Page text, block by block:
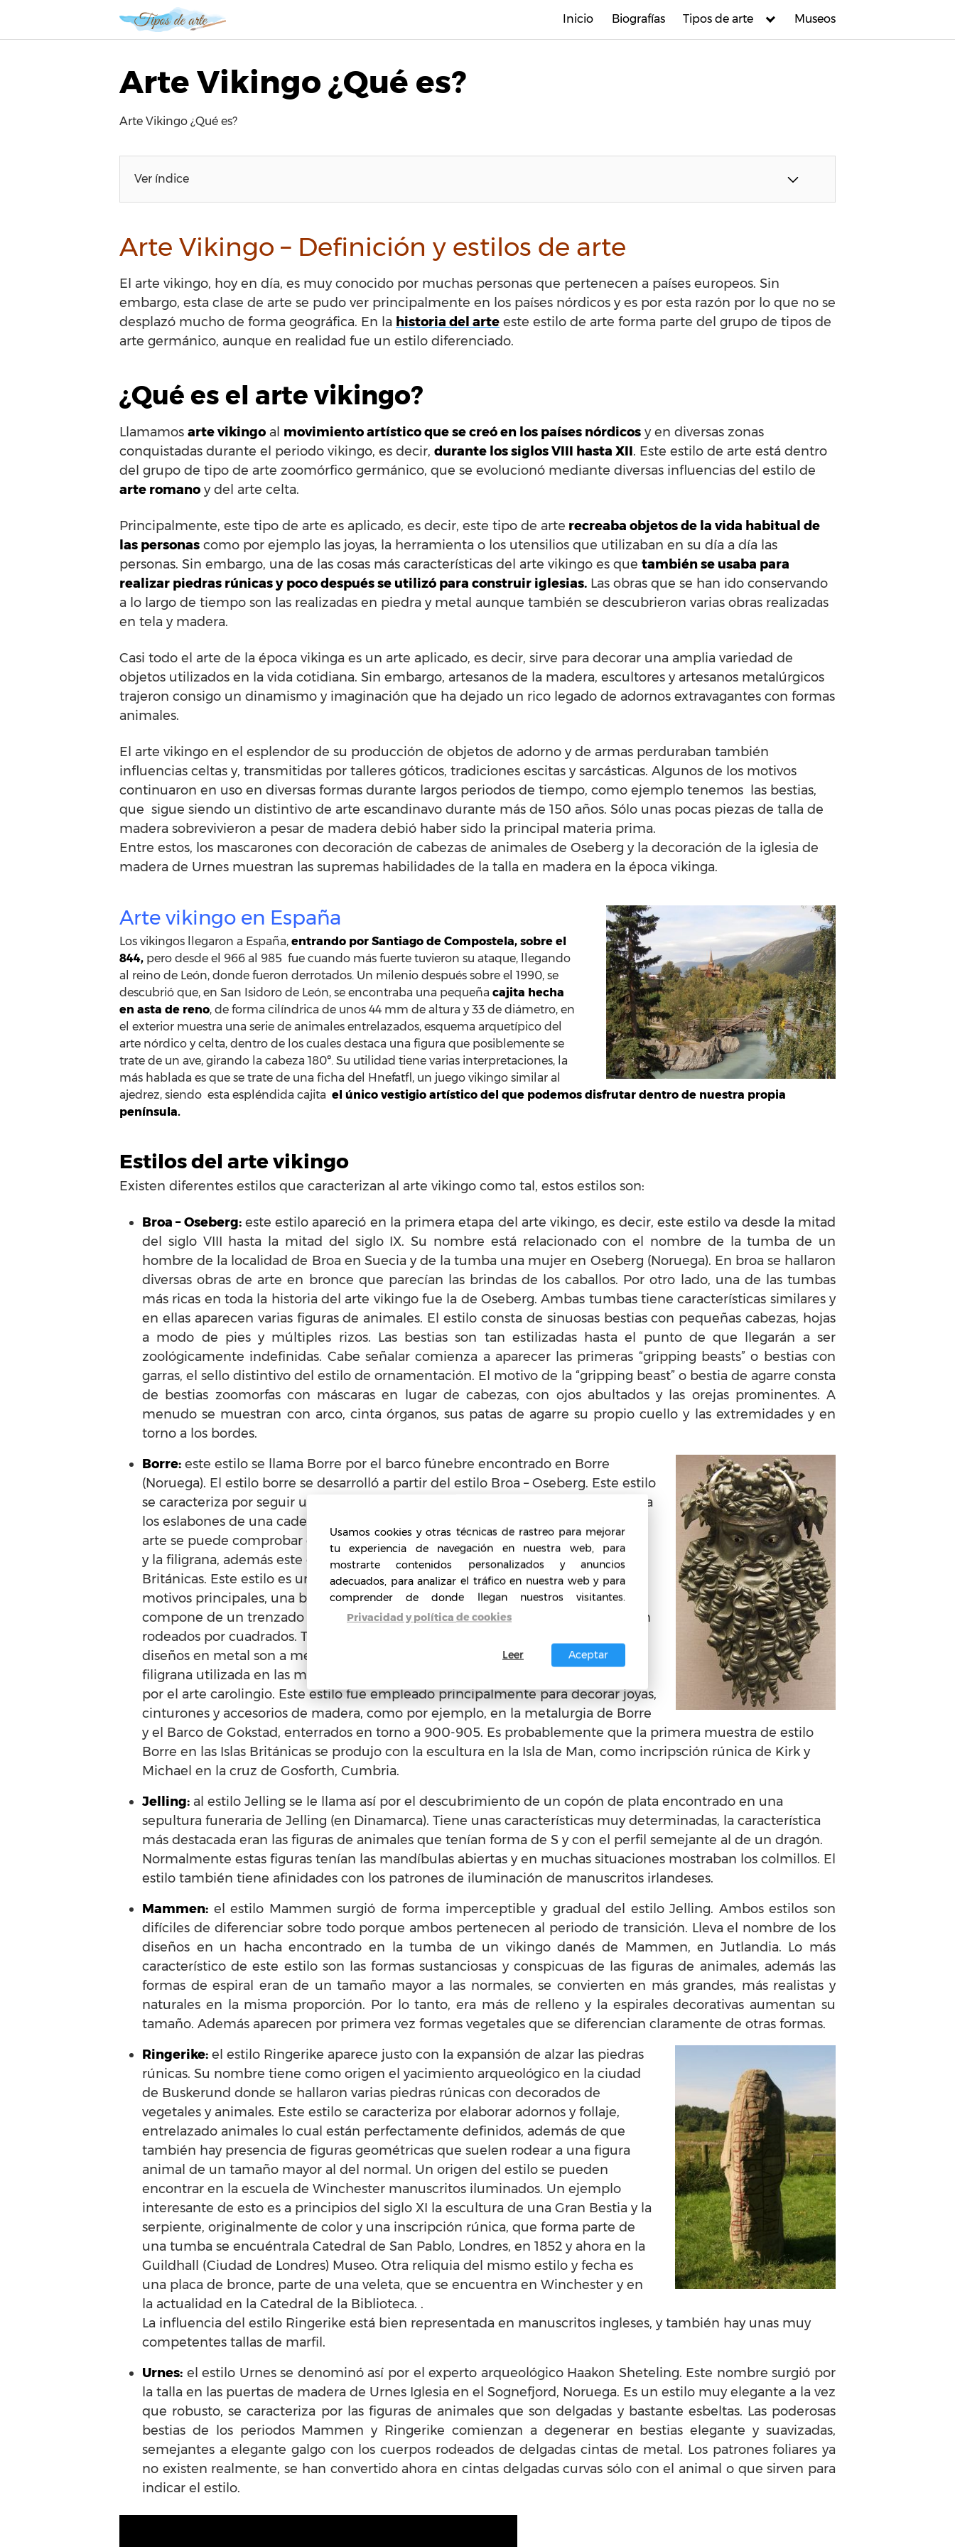
l
Inicio Biografías Tipos de arte Museos
Arte Vikingo ¿Qué es?
Arte Vikingo ¿Qué es?
Ver índice
Arte Vikingo – Definición y estilos de arte
El arte vikingo, hoy en día, es muy conocido por muchas personas que pertenecen a países europeos. Sin
embargo, esta clase de arte se pudo ver principalmente en los países nórdicos y es por esta razón por lo que no se
desplazó mucho de forma geográfica. En la historia del arte este estilo de arte forma parte del grupo de tipos de
arte germánico, aunque en realidad fue un estilo diferenciado.
¿Qué es el arte vikingo?
Llamamos arte vikingo al movimiento artístico que se creó en los países nórdicos y en diversas zonas
conquistadas durante el periodo vikingo, es decir, durante los siglos VIII hasta XII. Este estilo de arte está dentro
del grupo de tipo de arte zoomórfico germánico, que se evolucionó mediante diversas influencias del estilo de
arte romano y del arte celta.
Principalmente, este tipo de arte es aplicado, es decir, este tipo de arte recreaba objetos de la vida habitual de
las personas como por ejemplo las joyas, la herramienta o los utensilios que utilizaban en su día a día las
personas. Sin embargo, una de las cosas más características del arte vikingo es que también se usaba para
realizar piedras rúnicas y poco después se utilizó para construir iglesias. Las obras que se han ido conservando
a lo largo de tiempo son las realizadas en piedra y metal aunque también se descubrieron varias obras realizadas
en tela y madera.
Casi todo el arte de la época vikinga es un arte aplicado, es decir, sirve para decorar una amplia variedad de
objetos utilizados en la vida cotidiana. Sin embargo, artesanos de la madera, escultores y artesanos metalúrgicos
trajeron consigo un dinamismo y imaginación que ha dejado un rico legado de adornos extravagantes con formas
animales.
El arte vikingo en el esplendor de su producción de objetos de adorno y de armas perduraban también
influencias celtas y, transmitidas por talleres góticos, tradiciones escitas y sarcásticas. Algunos de los motivos
continuaron en uso en diversas formas durante largos periodos de tiempo, como ejemplo tenemos las bestias,
que sigue siendo un distintivo de arte escandinavo durante más de 150 años. Sólo unas pocas piezas de talla de
madera sobrevivieron a pesar de madera debió haber sido la principal materia prima.
Entre estos, los mascarones con decoración de cabezas de animales de Oseberg y la decoración de la iglesia de
madera de Urnes muestran las supremas habilidades de la talla en madera en la época vikinga.
Arte vikingo en España
Los vikingos llegaron a España, entrando por Santiago de Compostela, sobre el
844, pero desde el 966 al 985 fue cuando más fuerte tuvieron su ataque, llegando
al reino de León, donde fueron derrotados. Un milenio después sobre el 1990, se
descubrió que, en San Isidoro de León, se encontraba una pequeña cajita hecha
en asta de reno, de forma cilíndrica de unos 44 mm de altura y 33 de diámetro, en
el exterior muestra una serie de animales entrelazados, esquema arquetípico del
arte nórdico y celta, dentro de los cuales destaca una figura que posiblemente se
trate de un ave, girando la cabeza 180º. Su utilidad tiene varias interpretaciones, la
más hablada es que se trate de una ficha del Hnefatfl, un juego vikingo similar al
ajedrez, siendo esta espléndida cajita el único vestigio artístico del que podemos disfrutar dentro de nuestra propia
península.
Estilos del arte vikingo
Existen diferentes estilos que caracterizan al arte vikingo como tal, estos estilos son:
Broa – Oseberg:este estilo apareció en la primera etapa del arte vikingo, es decir, este estilo va desde la mitad
del siglo VIII hasta la mitad del siglo IX. Su nombre está relacionado con el nombre de la tumba de un
hombre de la localidad de Broa en Suecia y de la tumba una mujer en Oseberg (Noruega). En broa se hallaron
diversas obras de arte en bronce que parecían las brindas de los caballos. Por otro lado, una de las tumbas
más ricas en toda la historia del arte vikingo fue la de Oseberg. Ambas tumbas tiene características similares y
en ellas aparecen varias figuras de animales. El estilo consta de sinuosas bestias con pequeñas cabezas, hojas
a modo de pies y múltiples rizos. Las bestias son tan estilizadas hasta el punto de que llegarán a ser
zoológicamente indefinidas. Cabe señalar comienza a aparecer las primeras “gripping beasts” o bestias con
garras, el sello distintivo del estilo de ornamentación. El motivo de la “gripping beast” o bestia de agarre consta
de bestias zoomorfas con máscaras en lugar de cabezas, con ojos abultados y las orejas prominentes. A
menudo se muestran con arco, cinta órganos, sus patas de agarre su propio cuello y las extremidades y en
torno a los bordes.
Borre: este estilo se llama Borre por el barco fúnebre encontrado en Borre
(Noruega). El estilo borre se desarrolló a partir del estilo Broa – Oseberg. Este estilo
se caracteriza por seguir un patrón trenzado en diferentes líneas, muy parecido a
los eslabones de una cadena, además tiene formas simétricas. Con este estilo de
arte se puede comprobar el desarrollo de las técnicas usadas para la granulación
y la filigrana, además este estilo destacó principalmente en las Islas
Británicas. Este estilo es un descendiente directo del estilo Broa. Tiene dos
motivos principales, una bestia de agarre y el llamado «anillo de trenza» que se
compone de un trenzado simétrico, con dos bandas,unidos por anillos que están
rodeados por cuadrados. También son comunes trenzados, anillos y nudos, y los
diseños en metal son a menudo tratados creándoles muescas para imitar la
filigrana utilizada en las mejores piezas. Los motivos vegetales fueron adoptados
por el arte carolingio. Este estilo fue empleado principalmente para decorar joyas,
cinturones y accesorios de madera, como por ejemplo, en la metalurgia de Borre
y el Barco de Gokstad, enterrados en torno a 900-905. Es probablemente que la primera muestra de estilo
Borre en las Islas Británicas se produjo con la escultura en la Isla de Man, como incripsción rúnica de Kirk y
Michael en la cruz de Gosforth, Cumbria.
Jelling: al estilo Jelling se le llama así por el descubrimiento de un copón de plata encontrado en una
sepultura funeraria de Jelling (en Dinamarca). Tiene unas características muy determinadas, la característica
más destacada eran las figuras de animales que tenían forma de S y con el perfil semejante al de un dragón.
Normalmente estas figuras tenían las mandíbulas abiertas y en muchas situaciones mostraban los colmillos. El
estilo también tiene afinidades con los patrones de iluminación de manuscritos irlandeses.
Mammen: el estilo Mammen surgió de forma imperceptible y gradual del estilo Jelling. Ambos estilos son
difíciles de diferenciar sobre todo porque ambos pertenecen al periodo de transición. Lleva el nombre de los
diseños en un hacha encontrado en la tumba de un vikingo danés de Mammen, en Jutlandia. Lo más
característico de este estilo son las formas sustanciosas y conspicuas de las figuras de animales, además las
formas de espiral eran de un tamaño mayor a las normales, se convierten en más grandes, más realistas y
naturales en la misma proporción. Por lo tanto, era más de relleno y la espirales decorativas aumentan su
tamaño. Además aparecen por primera vez formas vegetales que se diferencian claramente de otras formas.
Ringerike: el estilo Ringerike aparece justo con la expansión de alzar las piedras
rúnicas. Su nombre tiene como origen el yacimiento arqueológico en la ciudad
de Buskerund donde se hallaron varias piedras rúnicas con decorados de
vegetales y animales. Este estilo se caracteriza por elaborar adornos y follaje,
entrelazado animales lo cual están perfectamente definidos, además de que
también hay presencia de figuras geométricas que suelen rodear a una figura
animal de un tamaño mayor al del normal. Un origen del estilo se pueden
encontrar en la escuela de Winchester manuscritos iluminados. Un ejemplo
interesante de esto es a principios del siglo XI la escultura de una Gran Bestia y la
serpiente, originalmente de color y una inscripción rúnica, que forma parte de
una tumba se encuéntrala Catedral de San Pablo, Londres, en 1852 y ahora en la
Guildhall (Ciudad de Londres) Museo. Otra reliquia del mismo estilo y fecha es
una placa de bronce, parte de una veleta, que se encuentra en Winchester y en
la actualidad en la Catedral de la Biblioteca. .
La influencia del estilo Ringerike está bien representada en manuscritos ingleses, y también hay unas muy
competentes tallas de marfil.
Urnes: el estilo Urnes se denominó así por el experto arqueológico Haakon Sheteling. Este nombre surgió por
la talla en las puertas de madera de Urnes Iglesia en el Sognefjord, Noruega. Es un estilo muy elegante a la vez
que robusto, se caracteriza por las figuras de animales que son delgadas y bastante esbeltas. Las poderosas
bestias de los periodos Mammen y Ringerike comienzan a degenerar en bestias elegante y suavizadas,
semejantes a elegante galgo con los cuerpos rodeados de delgadas cintas de metal. Los patrones foliares ya
no existen realmente, se han convertido ahora en cintas delgadas curvas sólo con el animal o que sirven para
indicar el estilo.
Usamos cookies y otras técnicas de rastreo para mejorar
tu experiencia de navegación en nuestra web, para
mostrarte contenidos personalizados y anuncios
adecuados, para analizar el tráfico en nuestra web y para
comprender de donde llegan nuestros visitantes.
Privacidad y política de cookies
Aceptar
Leer